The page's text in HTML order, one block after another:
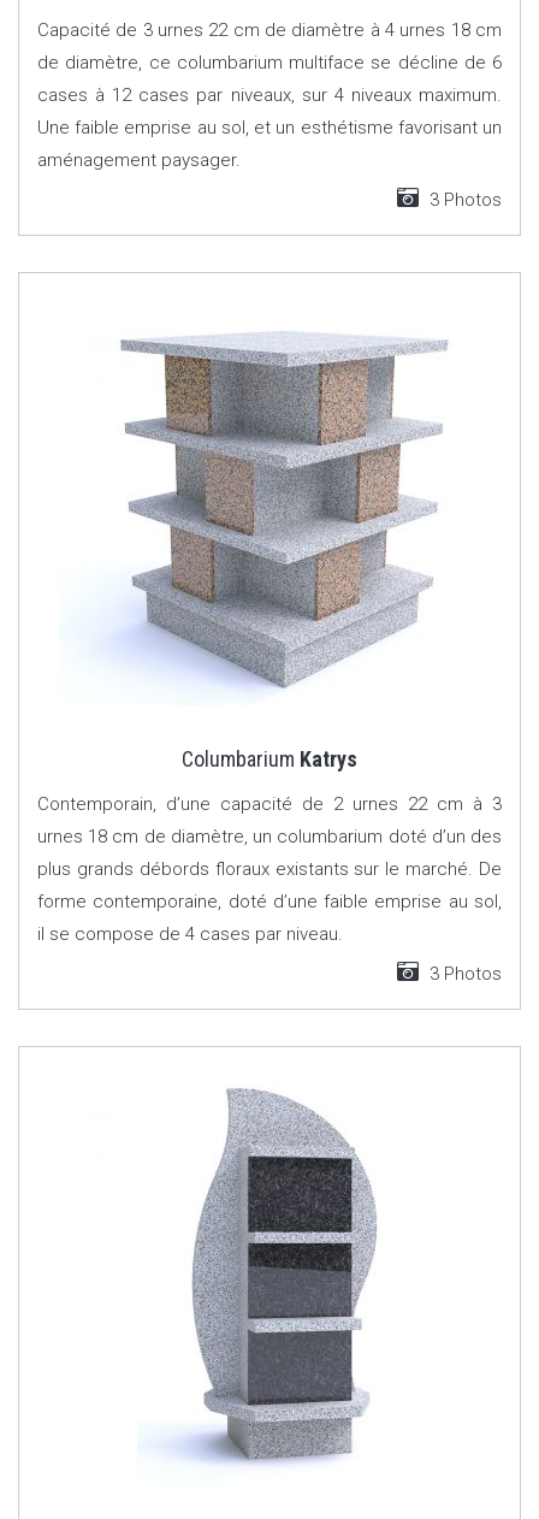
Capacité de 3 urnes 22 cm de diamètre à 4 urnes 18 cm
de diamètre, ce columbarium multiface se décline de 6
cases à 12 cases par niveaux, sur 4 niveaux maximum.
Une faible emprise au sol, et un esthétisme favorisant un
aménagement paysager.
3 Photos
Columbarium Katrys
Contemporain, d’une capacité de 2 urnes 22 cm à 3
urnes 18 cm de diamètre, un columbarium doté d’un des
plus grands débords floraux existants sur le marché. De
forme contemporaine, doté d’une faible emprise au sol,
il se compose de 4 cases par niveau.
3 Photos